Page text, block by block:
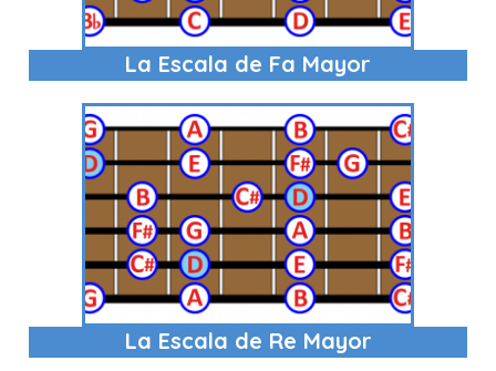
La Escala de Fa Mayor
La Escala de Re Mayor